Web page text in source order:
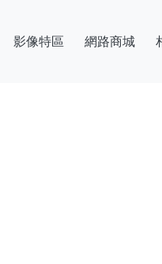
影像特區 網路商城